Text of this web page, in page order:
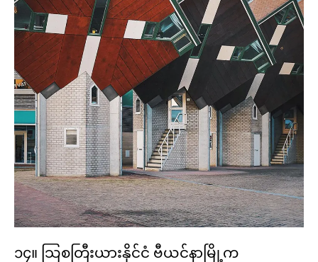
၁၄။ သြစတြီးယားနိုင်ငံ ဗီယင်နာမြို့က